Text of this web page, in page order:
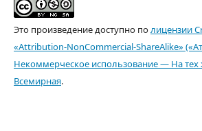
Это произведение доступно полицензии
«Attribution-NonCommercial-ShareAlike»
Некоммерческое использование — На тех
Всемирная.